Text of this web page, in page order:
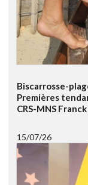
Biscarrosse-
Premières
CRS-MNS
15/07/26